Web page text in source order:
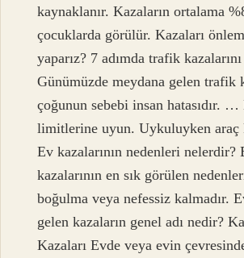
kaynaklanır. Kazaların ortalama
çocuklarda görülür. Kazaları
yaparız? 7 adımda trafik
Günümüzde meydana gelen trafik
çoğunun sebebi insan hatasıdır. …
limitlerine uyun. Uykuluyken araç
Ev kazalarının nedenleri nelerdir?
kazalarının en sık görülen
boğulma veya nefessiz kalmadır.
gelen kazaların genel adı nedir?
Kazaları Evde veya evin